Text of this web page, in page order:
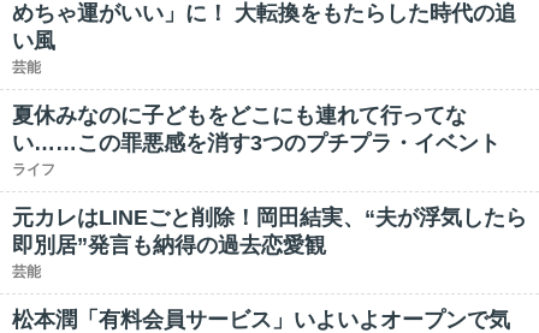
めちゃ運がいい」に！ 大転換をもたらした時代の追
い風
芸能
夏休みなのに子どもをどこにも連れて行ってな
い……この罪悪感を消す3つのプチプラ・イベント
ライフ
元カレはLINEごと削除！岡田結実、“夫が浮気したら
即別居”発言も納得の過去恋愛観
芸能
松本潤「有料会員サービス」いよいよオープンで気